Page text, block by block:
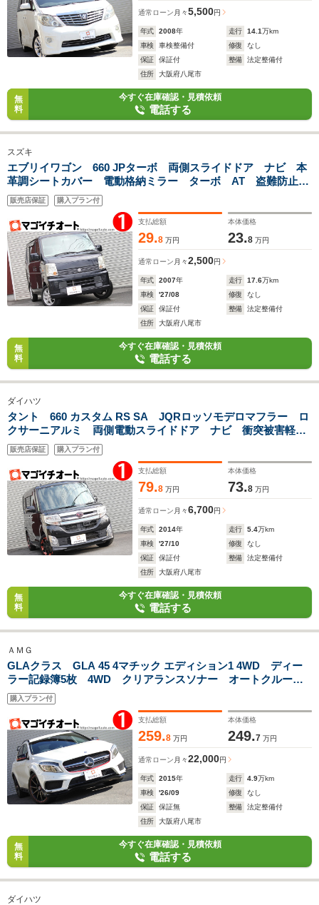
通常ローン 月々5,500円
年式 2008年 走行 14.1万km
車検
車検整備付 修復
なし
保証
保証付 整備
法定整備付
住所
大阪府八尾市
無
料
今すぐ在庫確認・見積依頼
電話する
スズキ
エブリイワゴン 660 JPターボ 両側スライドドア ナビ 本
革調シートカバー 電動格納ミラー ターボ AT 盗難防止シ
ステム ABS アルミホイール 衝突安全ボディ エアコン
パワーステアリング
販売店保証 購入プラン付
支払総額
29.8 万円
本体価格
23.8 万円
通常ローン 月々2,500円
年式 2007年 走行 17.6万km
車検
'27/08 修復
なし
保証
保証付 整備
法定整備付
住所
大阪府八尾市
無
料
今すぐ在庫確認・見積依頼
電話する
ダイハツ
タント 660 カスタム RS SA JQRロッソモデロマフラー ロ
クサーニアルミ 両側電動スライドドア ナビ 衝突被害軽減
システム オートライト LEDヘッドランプ スマートキー
アイドリングストップ ターボ CVT 盗難防止システム
販売店保証 購入プラン付
支払総額
79.8 万円
本体価格
73.8 万円
通常ローン 月々6,700円
年式 2014年 走行 5.4万km
車検
'27/10 修復
なし
保証
保証付 整備
法定整備付
住所
大阪府八尾市
無
料
今すぐ在庫確認・見積依頼
電話する
ＡＭＧ
GLAクラス GLA 45 4マチック エディション1 4WD ディー
ラー記録簿5枚 4WD クリアランスソナー オートクルーズ
コントロール パワーシート ターボ ナビ オートライト
HID 電動リアゲート アルミホイール 電動格納ミラー シ
ートヒーター 革シート
購入プラン付
支払総額
259.8 万円
本体価格
249.7 万円
通常ローン 月々22,000円
年式 2015年 走行 4.9万km
車検
'26/09 修復
なし
保証
保証無 整備
法定整備付
住所
大阪府八尾市
無
料
今すぐ在庫確認・見積依頼
電話する
ダイハツ